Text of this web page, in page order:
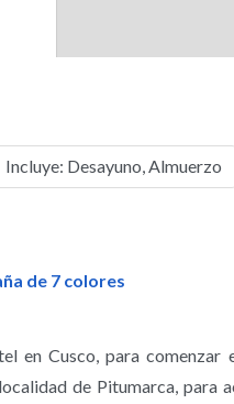
Incluye: Desayuno, Almuerzo
de 7 colores
en Cusco, para comenzar
de Pitumarca, para